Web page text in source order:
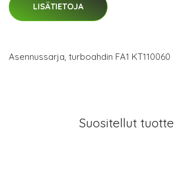
LISÄTIETOJA
Asennussarja, turboahdin FA1 KT110060
Suositellut